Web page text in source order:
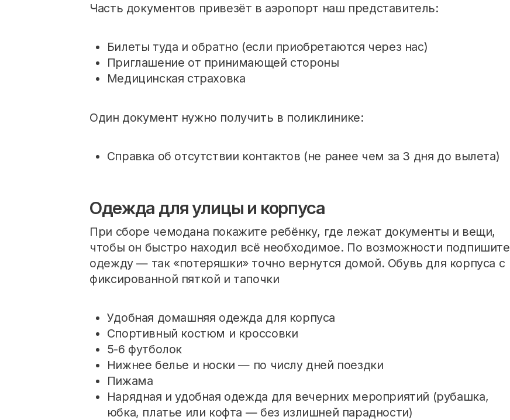
Часть документов привезёт в аэропорт наш представитель:
Билеты туда и обратно (если приобретаются через нас)
Приглашение от принимающей стороны
Медицинская страховка
Один документ нужно получить в поликлинике:
Справка об отсутствии контактов (не ранее чем за 3 дня до вылета)
Одежда для улицы и корпуса
При сборе чемодана покажите ребёнку, где лежат документы и вещи,
чтобы он быстро находил всё необходимое. По возможности подпишите
одежду — так «потеряшки» точно вернутся домой. Обувь для корпуса с
фиксированной пяткой и тапочки
Удобная домашняя одежда для корпуса
Спортивный костюм и кроссовки
5-6 футболок
Нижнее белье и носки — по числу дней поездки
Пижама
Нарядная и удобная одежда для вечерних мероприятий (рубашка,
юбка, платье или кофта — без излишней парадности)